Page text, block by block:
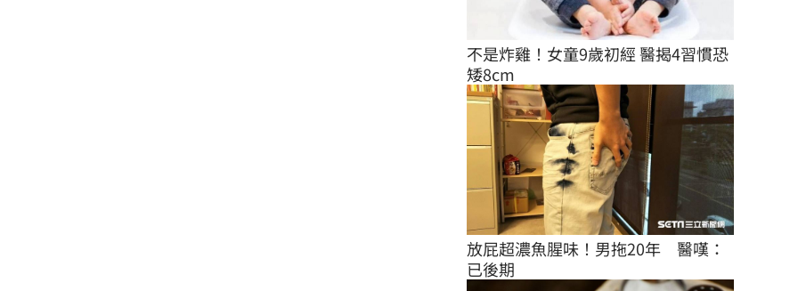
不是炸雞！女童9歲初經 醫揭4習慣恐
矮8cm
放屁超濃魚腥味！男拖20年　醫嘆：
已後期